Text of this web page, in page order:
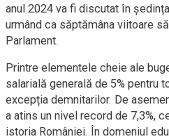
anul 2024 va fi discutat în
urmând ca săptămâna viitoare
Parlament.
Printre elementele cheie ale
salarială generală de 5% pentru
excepția demnitarilor. De
a atins un nivel record de 7,3%,
istoria României. În domeniul